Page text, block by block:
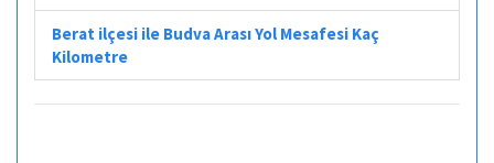
Berat ilçesi ile Budva Arası Yol Mesafesi Kaç
Kilometre